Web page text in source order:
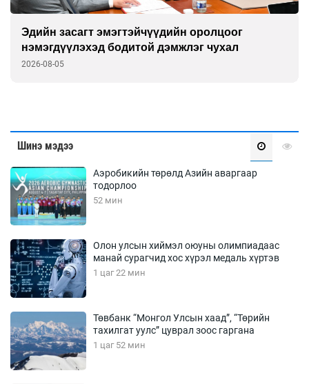
Эдийн засагт эмэгтэйчүүдийн оролцоог
нэмэгдүүлэхэд бодитой дэмжлэг чухал
2026-08-05
Шинэ мэдээ
Аэробикийн төрөлд Азийн аваргаар
тодорлоо
52 мин
Олон улсын хиймэл оюуны олимпиадаас
манай сурагчид хос хүрэл медаль хүртэв
1 цаг 22 мин
Төвбанк “Монгол Улсын хаад”, “Төрийн
тахилгат уулс” цуврал зоос гаргана
1 цаг 52 мин